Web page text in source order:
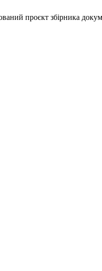
проєкт збірника